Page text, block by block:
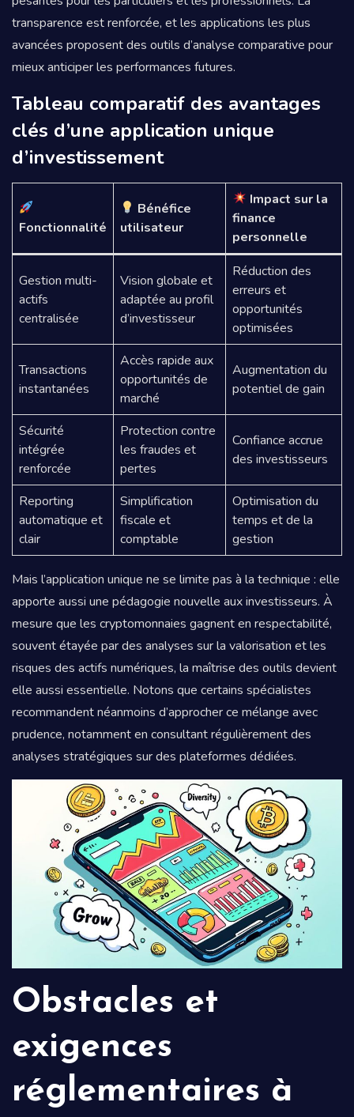
transparence est renforcée, et les applications les plus
avancées proposent des outils d’analyse comparative pour
mieux anticiper les performances futures.
Tableau comparatif des avantages
clés d’une application unique
d’investissement
Fonctionnalité
Bénéfice
utilisateur
Impact sur la
finance
personnelle
Gestion multi-
actifs
centralisée
Vision globale et
adaptée au profil
d’investisseur
Réduction des
erreurs et
opportunités
optimisées
Transactions
instantanées
Accès rapide aux
opportunités de
marché
Augmentation du
potentiel de gain
Sécurité
intégrée
renforcée
Protection contre
les fraudes et
pertes
Confiance accrue
des investisseurs
Reporting
automatique et
clair
Simplification
fiscale et
comptable
Optimisation du
temps et de la
gestion
Mais l’application unique ne se limite pas à la technique : elle
apporte aussi une pédagogie nouvelle aux investisseurs. À
mesure que les cryptomonnaies gagnent en respectabilité,
souvent étayée par des analyses sur la valorisation et les
risques des actifs numériques, la maîtrise des outils devient
elle aussi essentielle. Notons que certains spécialistes
recommandent néanmoins d’approcher ce mélange avec
prudence, notamment en consultant régulièrement des
analyses stratégiques sur des plateformes dédiées.
Obstacles et
exigences
réglementaires à